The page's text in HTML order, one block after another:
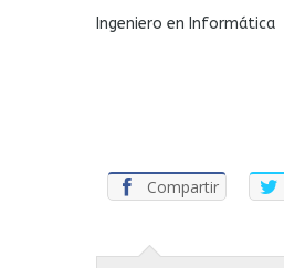
Ingeniero en Informática
Compartir